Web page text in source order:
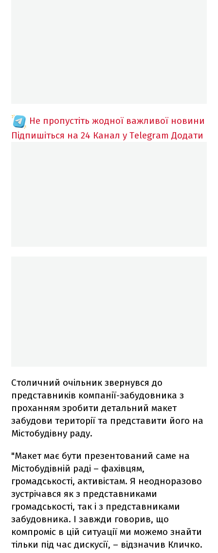
Не пропустіть жодної важливої новини
Підпишіться на 24 Канал у Telegram Додати
Столичний очільник звернувся до
представників компанії-забудовника з
проханням зробити детальний макет
забудови території та представити його на
Містобудівну раду.
"Макет має бути презентований саме на
Містобудівній раді – фахівцям,
громадськості, активістам. Я неодноразово
зустрічався як з представниками
громадськості, так і з представниками
забудовника. І завжди говорив, що
компроміс в цій ситуації ми можемо знайти
тільки під час дискусії, – відзначив Кличко.